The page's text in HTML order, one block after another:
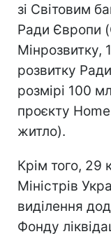
зі Світовим
Ради Європи
Мінрозвитку,
розвитку
розмірі 100
проєкту
житло).
Крім того, 29
Міністрів
виділення
Фонду